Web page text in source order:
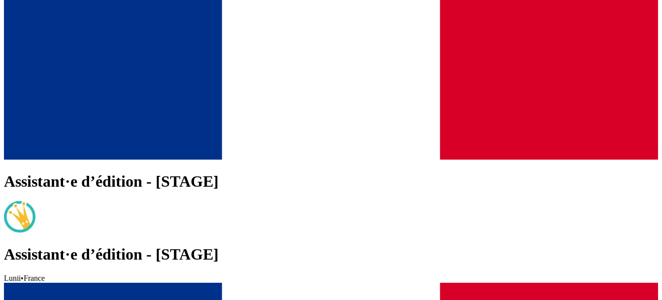
Assistant·e d’édition - [STAGE]
Assistant·e d’édition - [STAGE]
Lunii•France